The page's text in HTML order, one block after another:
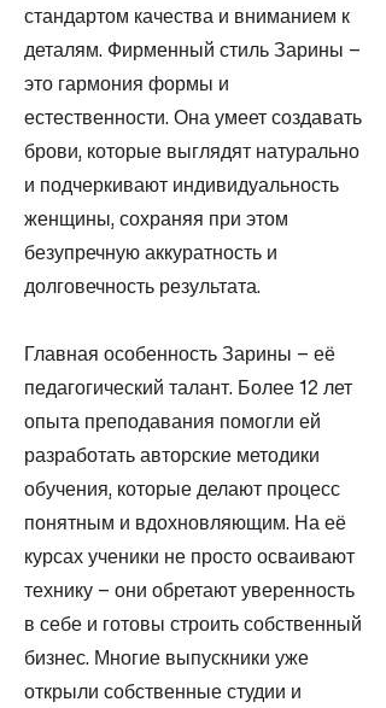
стандартом качества и вниманием к
деталям. Фирменный стиль Зарины –
это гармония формы и
естественности. Она умеет создавать
брови, которые выглядят натурально
и подчеркивают индивидуальность
женщины, сохраняя при этом
безупречную аккуратность и
долговечность результата.
Главная особенность Зарины – её
педагогический талант. Более 12 лет
опыта преподавания помогли ей
разработать авторские методики
обучения, которые делают процесс
понятным и вдохновляющим. На её
курсах ученики не просто осваивают
технику – они обретают уверенность
в себе и готовы строить собственный
бизнес. Многие выпускники уже
открыли собственные студии и